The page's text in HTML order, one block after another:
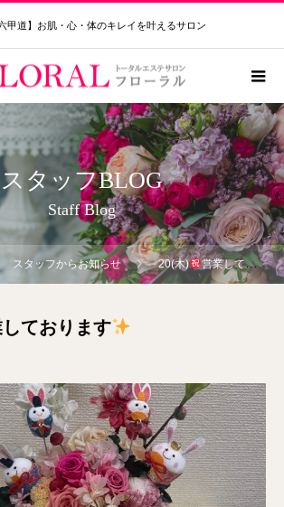
甲道】お肌・心・体のキレイを叶えるサロン
スタッフBLOG
Staff Blog
スタッフからお知らせ 20(木) 営業しております
ております